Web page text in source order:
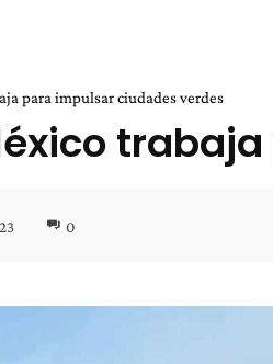
para impulsar ciudades verdes
0